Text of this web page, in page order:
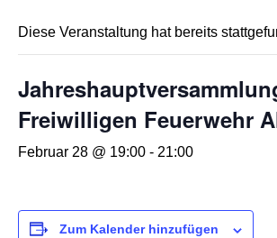
Diese Veranstaltung hat bereits
Freiwilligen Feuerwehr
Februar 28 @ 19:00 - 21:00
Zum Kalender hinzufügen